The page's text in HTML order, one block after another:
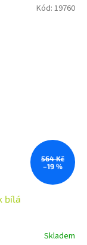
564 Kč
–19 %
bílá
Skladem
Kód: 19760